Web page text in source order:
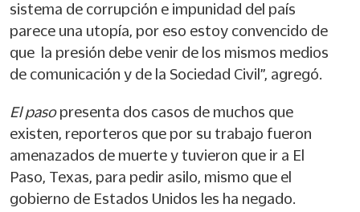
sistema de corrupción e impunidad del país
parece una utopía, por eso estoy convencido de
que la presión debe venir de los mismos medios
de comunicación y de la Sociedad Civil”, agregó.
El pasopresenta dos casos de muchos que
existen, reporteros que por su trabajo fueron
amenazados de muerte y tuvieron que ir a El
Paso, Texas, para pedir asilo, mismo que el
gobierno de Estados Unidos les ha negado.